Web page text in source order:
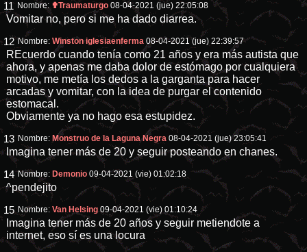
11 Nombre: ✟Traumaturgo 08-04-2021 (jue) 22:05:08
Vomitar no, pero si me ha dado diarrea.
12 Nombre:Winston iglesiaenferma 08-04-2021 (jue) 22:39:57
REcuerdo cuando tenía como 21 años y era más autista que
ahora, y apenas me daba dolor de estómago por cualquiera
motivo, me metía los dedos a la garganta para hacer
arcadas y vomitar, con la idea de purgar el contenido
estomacal.
Obviamente ya no hago esa estupidez.
13 Nombre: Monstruo de la Laguna Negra 08-04-2021 (jue) 23:05:41
Imagina tener más de 20 y seguir posteando en chanes.
14 Nombre: Demonio 09-04-2021 (vie) 01:02:18
^pendejito
15 Nombre:Van Helsing 09-04-2021 (vie) 01:10:24
Imagina tener más de 20 años y seguir metiendote a
internet, eso sí es una locura